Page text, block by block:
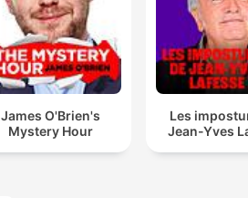
James O'Brien's
Mystery Hour
Les
Jean-Yves